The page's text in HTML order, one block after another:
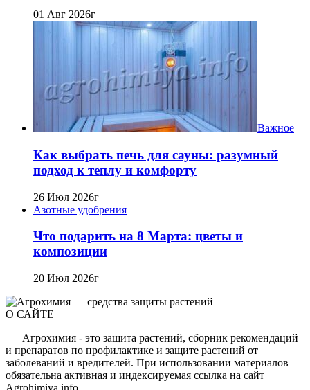
01 Авг 2026г
Важное
Как выбрать печь для сауны: разумный
подход к теплу и комфорту
26 Июл 2026г
Азотные удобрения
Что подарить на 8 Марта: цветы и
композиции
20 Июл 2026г
О САЙТЕ
Агрохимия - это защита растений, сборник рекомендаций
и препаратов по профилактике и защите растений от
заболеваний и вредителей. При использовании материалов
обязательна активная и индексируемая ссылка на сайт